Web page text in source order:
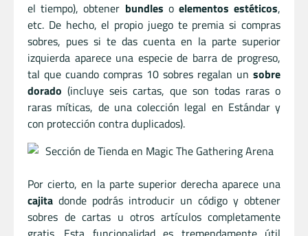
el tiempo), obtener bundles o elementos estéticos,
etc. De hecho, el propio juego te premia si compras
sobres, pues si te das cuenta en la parte superior
izquierda aparece una especie de barra de progreso,
tal que cuando compras 10 sobres regalan un sobre
dorado (incluye seis cartas, que son todas raras o
raras míticas, de una colección legal en Estándar y
con protección contra duplicados).
Por cierto, en la parte superior derecha aparece una
cajita donde podrás introducir un código y obtener
sobres de cartas u otros artículos completamente